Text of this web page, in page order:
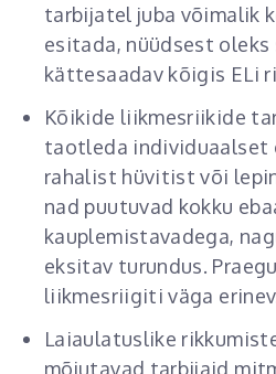
tarbijatel juba võimalik
esitada, nüüdsest oleks
kättesaadav kõigis ELi
Kõikide liikmesriikide
taotleda individuaalset
rahalist hüvitist või
nad puutuvad kokku
kauplemistavadega,
eksitav turundus.
liikmesriigiti väga
Laiaulatuslike
mõjutavad tarbijaid